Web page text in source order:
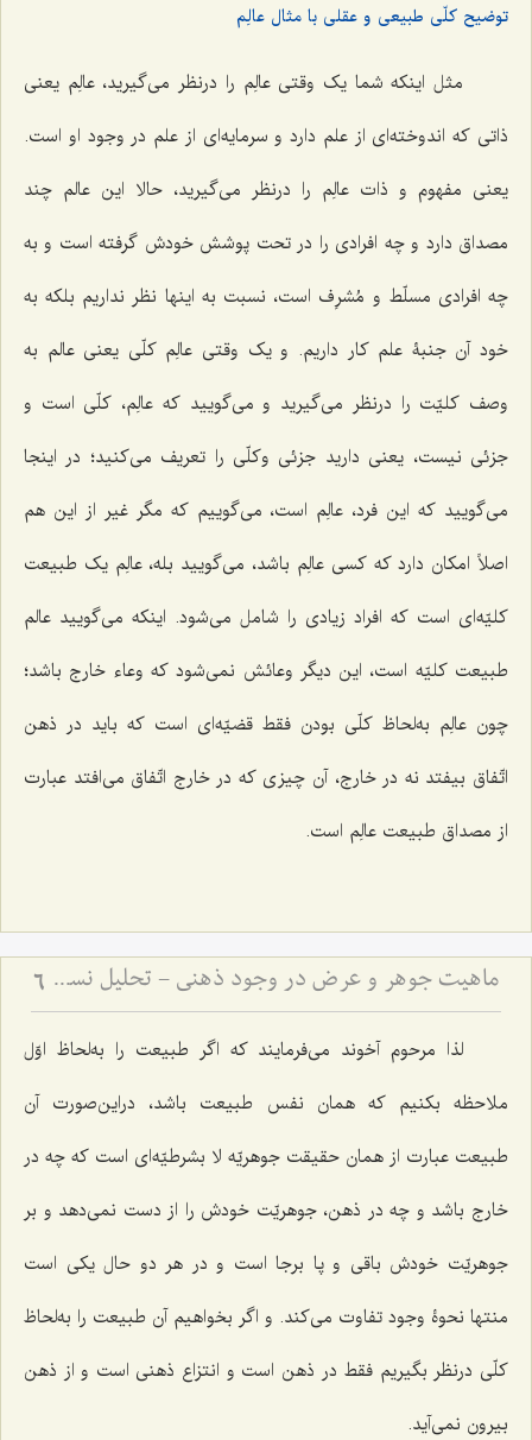
توضیح کلّی طبیعی و عقلی با مثال عالِم
مثل اینکه شما یک وقتى عالِم را درنظر مى‌گیرید، عالِم یعنى
ذاتى که اندوخته‌اى از علم دارد و سرمایه‌اى از علم در وجود او است.
یعنی مفهوم و ذات عالِم را درنظر مى‌گیرید، حالا این عالم چند
مصداق دارد و چه افرادى را در تحت پوشش خودش گرفته است و به
چه افرادى مسلّط و مُشرِف است، نسبت به اینها نظر نداریم بلکه به
خود آن جنبۀ علم کار داریم. و یک وقتی عالِم کلّى یعنی عالم به
وصف کلیّت را درنظر مى‌گیرید و مى‌گویید که عالِم، کلّى است و
جزئى نیست، یعنی دارید جزئى وکلّى را تعریف مى‌کنید؛ در اینجا
مى‌گویید که این فرد، عالِم است، مى‌گوییم که مگر غیر از این هم
اصلاً امکان دارد که کسی عالِم باشد، مى‌گویید بله، عالِم یک طبیعت
کلیّه‌اى است که افراد زیادى را شامل مى‌شود. اینکه مى‌گویید عالم
طبیعت کلیّه است، این دیگر وعائش نمى‌شود که وعاء خارج باشد؛
چون عالِم به‌لحاظ کلّى بودن فقط قضیّه‌اى است که باید در ذهن
اتّفاق بیفتد نه در خارج، آن چیزی که در خارج اتّفاق مى‌افتد عبارت
از مصداق طبیعت عالِم است.
ماهیت جوهر و عرض در وجود ذهنی - تحلیل نسبت میان کلیات جواهر و صور عقلیه 6
لذا مرحوم آخوند مى‌فرمایند که اگر طبیعت را به‌لحاظ اوّل
ملاحظه بکنیم که همان نفس طبیعت باشد، دراین‌صورت آن
طبیعت عبارت از همان حقیقت جوهریّه لا بشرطیّه‌ای است که چه در
خارج باشد و چه در ذهن، جوهریّت خودش را از دست نمى‌دهد و بر
جوهریّت خودش باقى و پا برجا است و در هر دو حال یکى است
منتها نحوۀ وجود تفاوت مى‌کند. و اگر بخواهیم آن طبیعت را به‌لحاظ
کلّى درنظر بگیریم فقط در ذهن است و انتزاع ذهنى است و از ذهن
بیرون نمى‌آید.